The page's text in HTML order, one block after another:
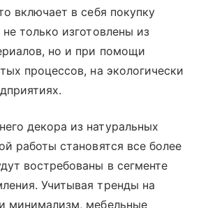
включает в себя покупку
только изготовлены из
но и при помощи
процессов, на экологически
декора из натуральных
работы становятся все более
востребованы в сегменте
Учитывая тренды на
минимализм, мебельные